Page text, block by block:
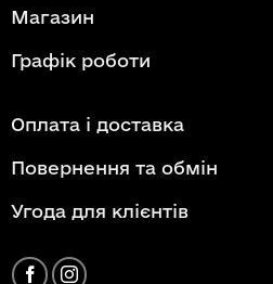
Магазин
Графік роботи
Оплата і доставка
Повернення та обмін
Угода для клієнтів